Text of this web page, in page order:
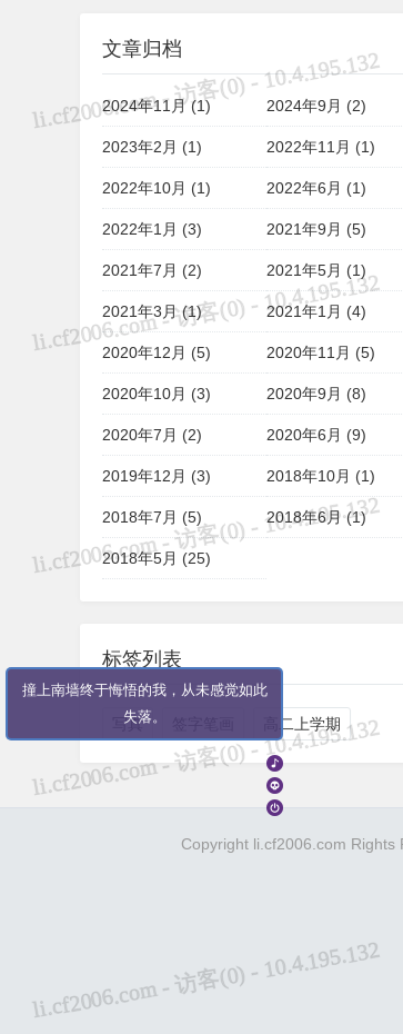
文章归档
2024年11月 (1) 2024年9月 (2)
2023年2月 (1) 2022年11月 (1)
2022年10月 (1) 2022年6月 (1)
2022年1月 (3) 2021年9月 (5)
2021年7月 (2) 2021年5月 (1)
2021年3月 (1) 2021年1月 (4)
2020年12月 (5) 2020年11月 (5)
2020年10月 (3) 2020年9月 (8)
2020年7月 (2) 2020年6月 (9)
2019年12月 (3) 2018年10月 (1)
2018年7月 (5) 2018年6月 (1)
2018年5月 (25)
标签列表
写真 高二上学期
Copyright li.cf2006.com Rights
撞上南墙终于悔悟的我，从未感觉如此
失落。